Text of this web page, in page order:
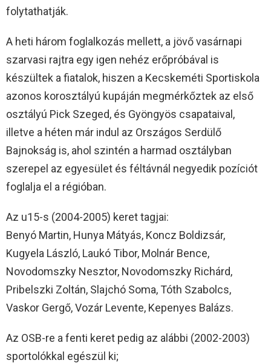
folytathatják.
A heti három foglalkozás mellett, a jövő vasárnapi
szarvasi rajtra egy igen nehéz erőpróbával is
készültek a fiatalok, hiszen a Kecskeméti Sportiskola
azonos korosztályú kupáján megmérkőztek az első
osztályú Pick Szeged, és Gyöngyös csapataival,
illetve a héten már indul az Országos Serdülő
Bajnokság is, ahol szintén a harmad osztályban
szerepel az egyesület és féltávnál negyedik pozíciót
foglalja el a régióban.
Az u15-s (2004-2005) keret tagjai:
Benyó Martin, Hunya Mátyás, Koncz Boldizsár,
Kugyela László, Laukó Tibor, Molnár Bence,
Novodomszky Nesztor, Novodomszky Richárd,
Pribelszki Zoltán, Slajchó Soma, Tóth Szabolcs,
Vaskor Gergő, Vozár Levente, Kepenyes Balázs.
Az OSB-re a fenti keret pedig az alábbi (2002-2003)
sportolókkal egészül ki;